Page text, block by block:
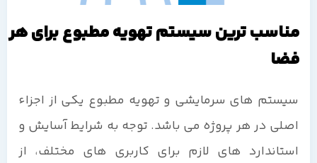
مناسب ترین سیستم تهویه مطبوع برای هر
فضا
سیستم های سرمایشی و تهویه مطبوع یکی از اجزاء
اصلی در هر پروژه می باشد. توجه به شرایط آسایش و
استاندارد های لازم برای کاربری های مختلف، از